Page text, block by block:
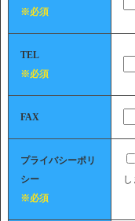
※必須
TEL
※必須
FAX
プライバシーポリ
シー
※必須
し